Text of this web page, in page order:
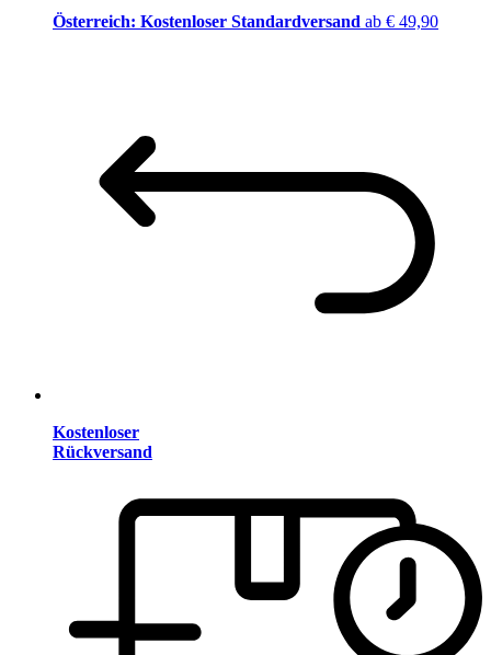
Österreich: Kostenloser Standardversand ab € 49,90
Kostenloser
Rückversand